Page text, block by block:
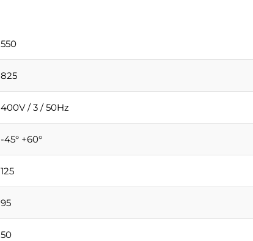
550
825
400V / 3 / 50Hz
-45° +60°
125
95
50